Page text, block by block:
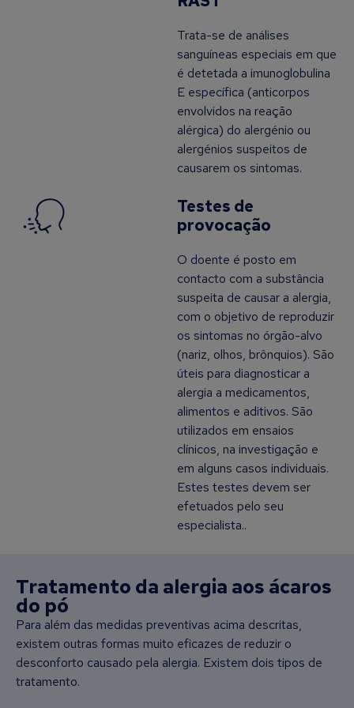
Trata-se de análises
sanguíneas especiais em que
é detetada a imunoglobulina
E específica (anticorpos
envolvidos na reação
alérgica) do alergénio ou
alergénios suspeitos de
causarem os sintomas.
Testes de
provocação
O doente é posto em
contacto com a substância
suspeita de causar a alergia,
com o objetivo de reproduzir
os sintomas no órgão-alvo
(nariz, olhos, brônquios). São
úteis para diagnosticar a
alergia a medicamentos,
alimentos e aditivos. São
utilizados em ensaios
clínicos, na investigação e
em alguns casos individuais.
Estes testes devem ser
efetuados pelo seu
especialista..
Tratamento da alergia aos ácaros
do pó
Para além das medidas preventivas acima descritas,
existem outras formas muito eficazes de reduzir o
desconforto causado pela alergia. Existem dois tipos de
tratamento.